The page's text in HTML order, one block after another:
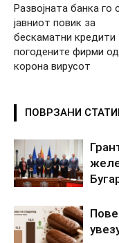
Развојната банка го
јавниот повик за
бескаматни кредити
погодените фирми од
корона вирусот
ПОВРЗАНИ